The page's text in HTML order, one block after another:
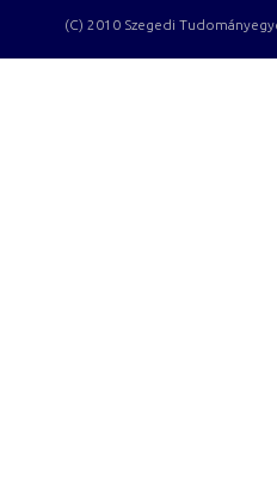
(C) 2010 Szegedi